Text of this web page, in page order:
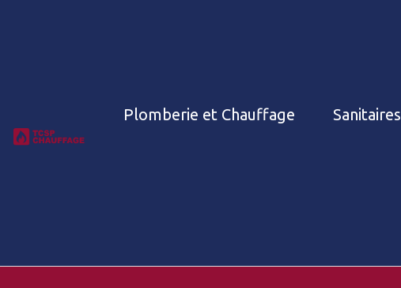
Plomberie et Chauffage Sanitaires